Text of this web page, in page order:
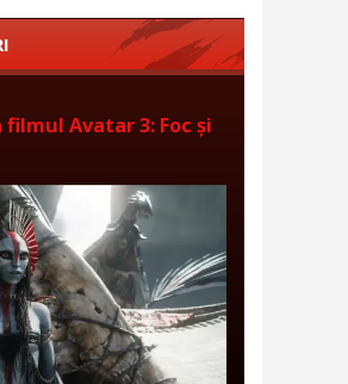
Avatar 3: Foc și